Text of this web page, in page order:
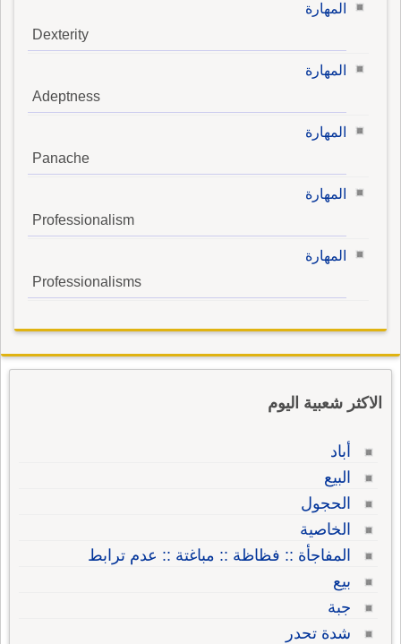
المهارة
Dexterity
المهارة
Adeptness
المهارة
Panache
المهارة
Professionalism
المهارة
Professionalisms
الاكثر شعبية اليوم
أباد
البيع
الحجول
الخاصية
المفاجأة :: فظاظة :: مباغتة :: عدم ترابط
بيع
جبة
شدة تحدر